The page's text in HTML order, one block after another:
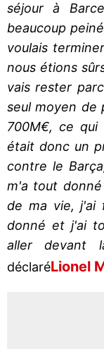
séjour à
beaucoup
voulais
nous étions
vais rester
seul moyen de
700M€, ce qui
était donc un
contre le
m'a tout
de ma vie, j'ai
donné et j'ai
aller devant
déclaréLionel